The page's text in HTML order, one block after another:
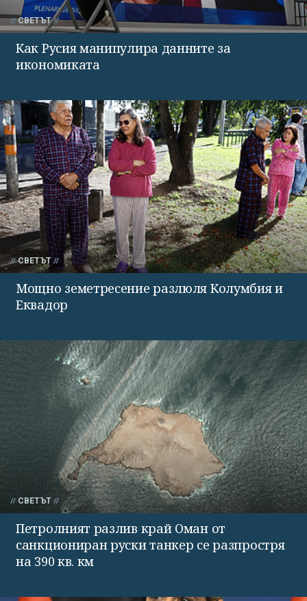
СВЕТЪТ
Как Русия манипулира данните за
икономиката
СВЕТЪТ
Мощно земетресение разлюля Колумбия и
Еквадор
СВЕТЪТ
Петролният разлив край Оман от
санкциониран руски танкер се разпростря
на 390 кв. км